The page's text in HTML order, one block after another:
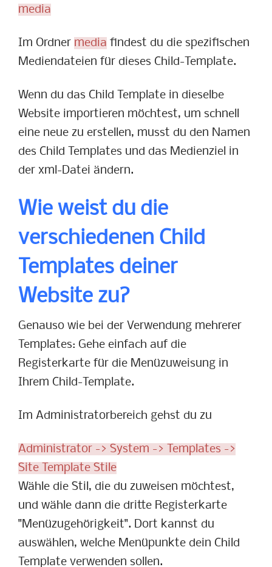
media
Im Ordner media findest du die spezifischen
Mediendateien für dieses Child-Template.
Wenn du das Child Template in dieselbe
Website importieren möchtest, um schnell
eine neue zu erstellen, musst du den Namen
des Child Templates und das Medienziel in
der xml-Datei ändern.
Wie weist du die
verschiedenen Child
Templates deiner
Website zu?
Genauso wie bei der Verwendung mehrerer
Templates: Gehe einfach auf die
Registerkarte für die Menüzuweisung in
Ihrem Child-Template.
Im Administratorbereich gehst du zu
Administrator -> System -> Templates ->
Site Template Stile
Wähle die Stil, die du zuweisen möchtest,
und wähle dann die dritte Registerkarte
"Menüzugehörigkeit". Dort kannst du
auswählen, welche Menüpunkte dein Child
Template verwenden sollen.